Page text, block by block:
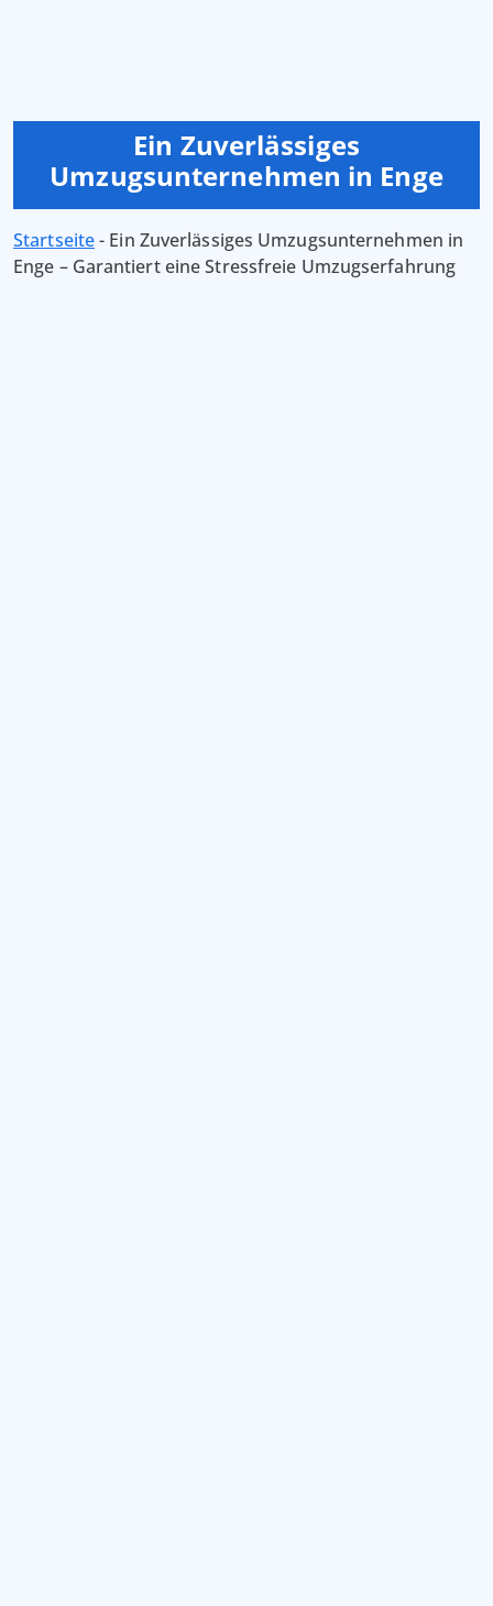
Ein Zuverlässiges
Umzugsunternehmen in Enge
Startseite- Ein Zuverlässiges Umzugsunternehmen in
Enge – Garantiert eine Stressfreie Umzugserfahrung